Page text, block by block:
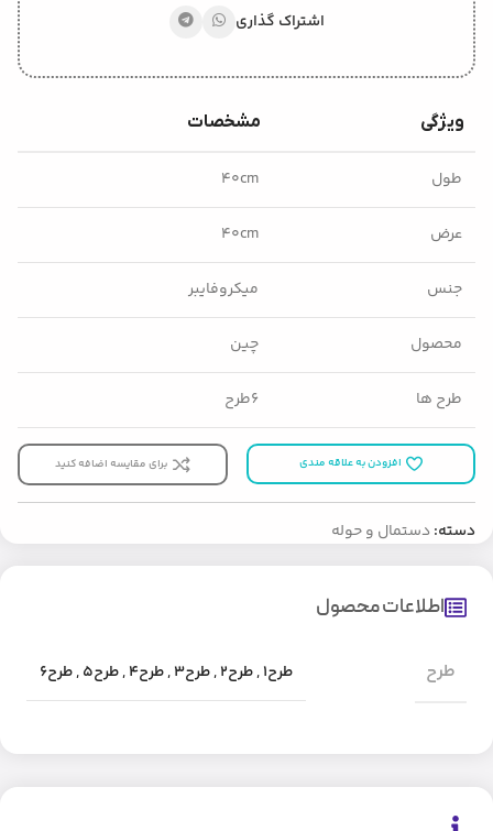
اشتراک گذاری
ویژگی مشخصات
طول ۴۰cm
عرض ۴۰cm
جنس میکروفایبر
محصول چین
طرح ها ۶طرح
افزودن به علاقه مندی برای مقایسه اضافه کنید
دسته:دستمال و حوله
اطلاعات محصول
طرح طرح۱ ,طرح۲ ,طرح۳ ,طرح۴ ,طرح۵ ,طرح۶